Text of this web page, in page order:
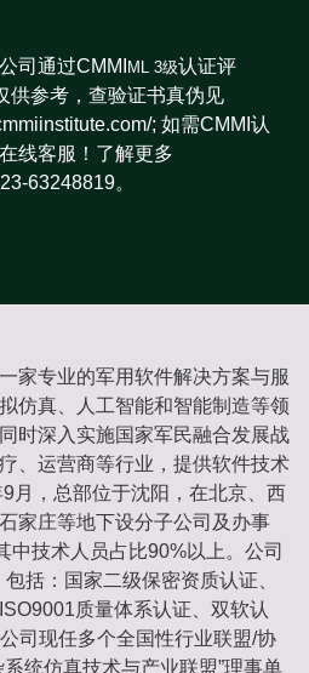
司通过CMMI ML 3级认证评
供参考，查验证书真伪见
; 如需CMMI认
线客服！了解更多
63248819。
家专业的军用软件解决方案与服
仿真、人工智能和智能制造等领
时深入实施国家军民融合发展战
、运营商等行业，提供软件技术
月，总部位于沈阳，在北京、西
家庄等地下设分子公司及办事
中技术人员占比90%以上。公司
括：国家二级保密资质认证、
质量体系认证、双软认
司现任多个全国性行业联盟/协
统仿真技术与产业联盟”理事单